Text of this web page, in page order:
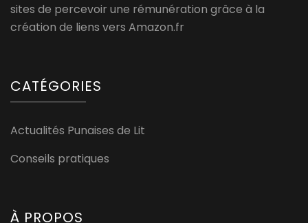
sites de percevoir une rémunération grâce à la
création de liens vers Amazon.fr
CATÉGORIES
Actualités Punaises de Lit
Conseils pratiques
À PROPOS